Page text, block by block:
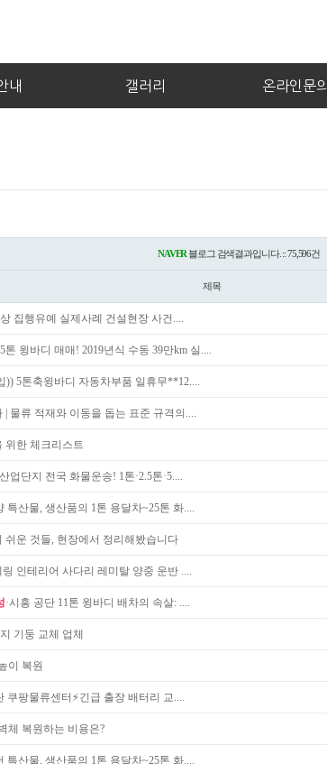
내 갤러리 온라인문의
NAVER 블로그 검색결과입니다. :: 75,596건
제목
집행유예 실제사례 건설현장 사건....
윙바디 매매! 2019년식 수동 39만km 실....
)) 5톤축윙바디 자동차부품 일휴무**12....
| 물류 적재와 이동을 돕는 표준 규격의....
위한 체크리스트
업단지 전국 화물운송! 1톤·2.5톤·5....
특산물, 생산품의 1톤 용달차~25톤 화....
쉬운 것들, 현장에서 정리해봤습니다
인테리어 사다리 레미탈 양중 운반 ....
·시흥 공단 11톤 윙바디 배차의 속살: ....
기둥 교체 업체
이 복원
쿠팡물류센터⚡긴급 출장 배터리 교....
체 복원하는 비용은?
특산물, 생산품의 1톤 용달차~25톤 화....